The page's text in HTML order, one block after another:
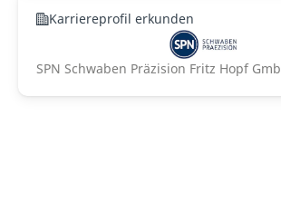
Karriereprofil erkunden
SPN Schwaben Präzision Fritz Hopf